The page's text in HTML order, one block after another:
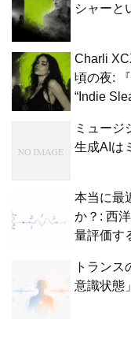
シャーと
Charli
頃の夜:
“Indie
ミュージ
生成AIは
本当に最
か？: 西
量評価す
トラン
意識状態